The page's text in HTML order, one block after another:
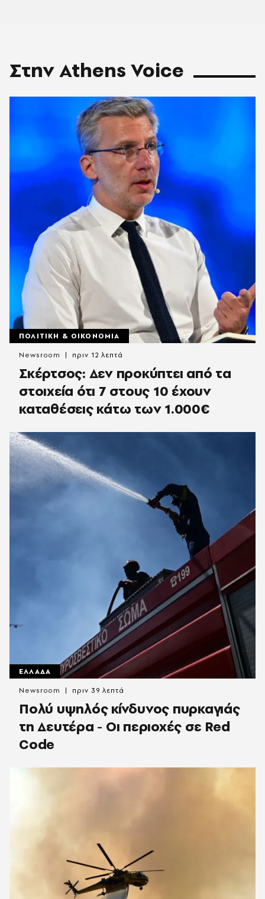
Στην Athens Voice
ΠΟΛΙΤΙΚΗ & ΟΙΚΟΝΟΜΙΑ
Σκέρτσος: Δεν προκύπτει από τα
στοιχεία ότι 7 στους 10 έχουν
καταθέσεις κάτω των 1.000€
Newsroom πριν 12 λεπτά
ΕΛΛΑΔΑ
Πολύ υψηλός κίνδυνος πυρκαγιάς
τη Δευτέρα - Οι περιοχές σε Red
Code
Newsroom πριν 39 λεπτά